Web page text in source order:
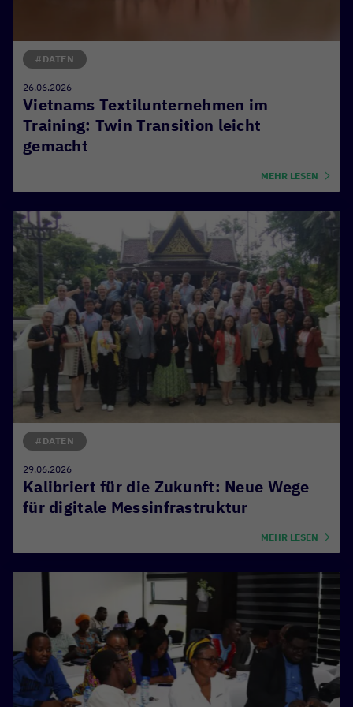
Vietnams Textilunternehmen im
Training: Twin Transition leicht
gemacht
#DATEN
26.06.2026
MEHR LESEN
Kalibriert für die Zukunft: Neue Wege
für digitale Messinfrastruktur
#DATEN
29.06.2026
MEHR LESEN